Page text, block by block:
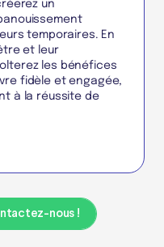
un
temporaires. En
et leur
les bénéfices
fidèle et engagée,
à la réussite de
nous !